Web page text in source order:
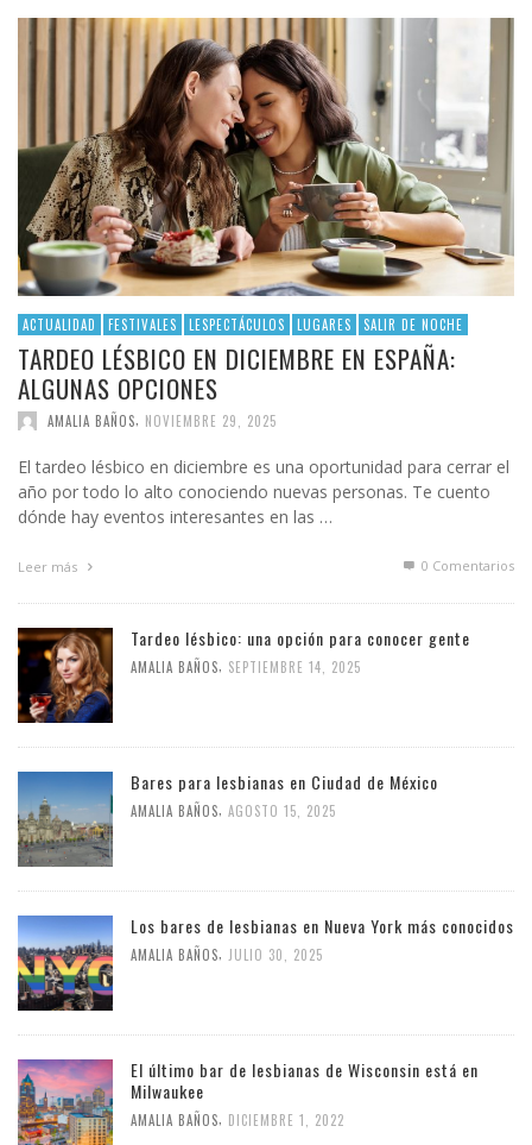
ACTUALIDAD FESTIVALES LESPECTÁCULOS LUGARES SALIR DE NOCHE
TARDEO LÉSBICO EN DICIEMBRE EN ESPAÑA:
ALGUNAS OPCIONES
AMALIA BAÑOS, NOVIEMBRE 29, 2025
El tardeo lésbico en diciembre es una oportunidad para cerrar el
año por todo lo alto conociendo nuevas personas. Te cuento
dónde hay eventos interesantes en las …
Leer más 0 Comentarios
Tardeo lésbico: una opción para conocer gente
AMALIA BAÑOS SEPTIEMBRE 14, 2025
Bares para lesbianas en Ciudad de México
AMALIA BAÑOS AGOSTO 15, 2025
Los bares de lesbianas en Nueva York más conocidos
AMALIA BAÑOS JULIO 30, 2025
El último bar de lesbianas de Wisconsin está en
Milwaukee
AMALIA BAÑOS DICIEMBRE 1, 2022